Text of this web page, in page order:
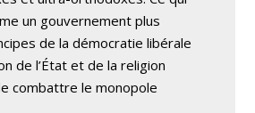
un gouvernement plus
de la démocratie libérale
de l’État et de la religion
combattre le monopole